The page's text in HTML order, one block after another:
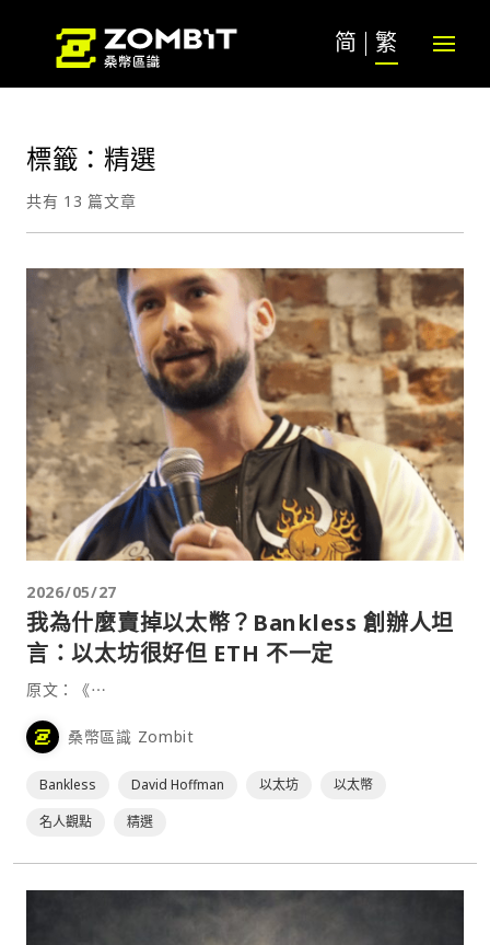
简 繁
標籤：精選
共有 13 篇文章
2026/05/27
我為什麼賣掉以太幣？Bankless 創辦人坦
言：以太坊很好但 ETH 不一定
原文：《⋯
桑幣區識 Zombit
Bankless David Hoffman 以太坊
以太幣
名人觀點
精選